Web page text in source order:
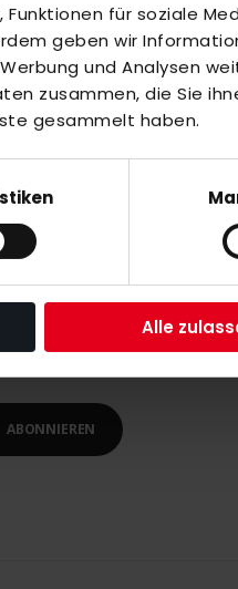
für soziale
geben wir
und Analysen
zusammen, die Sie
gesammelt haben.
Alle
ABONNIEREN